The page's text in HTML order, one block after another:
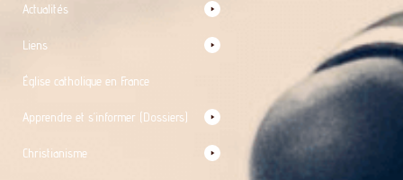
Actualités
Liens
Église catholique en France
Apprendre et s’informer (Dossiers)
Christianisme